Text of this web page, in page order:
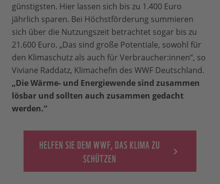
günstigsten. Hier lassen sich bis zu 1.400 Euro
jährlich sparen. Bei Höchstförderung summieren
sich über die Nutzungszeit betrachtet sogar bis zu
21.600 Euro. „Das sind große Potentiale, sowohl für
den Klimaschutz als auch für Verbraucher:innen“, so
Viviane Raddatz, Klimachefin des WWF Deutschland.
„Die Wärme- und Energiewende sind zusammen
lösbar und sollten auch zusammen gedacht
werden.“
HELFEN SIE DEM WWF, DAS KLIMA ZU
SCHÜTZEN